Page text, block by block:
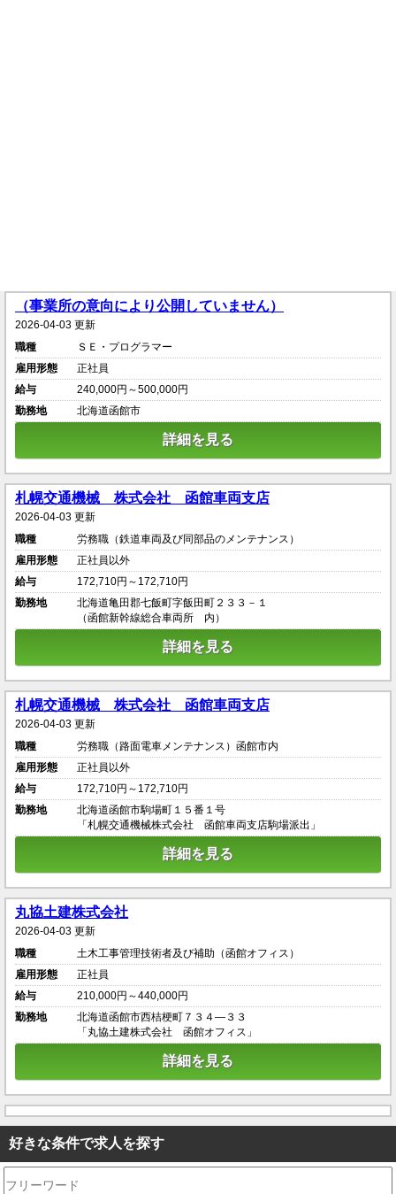
（事業所の意向により公開していません）
2026-04-03 更新
職種
ＳＥ・プログラマー
雇用形態
正社員
給与
240,000円～500,000円
勤務地
北海道函館市
詳細を見る
札幌交通機械 株式会社 函館車両支店
2026-04-03 更新
職種
労務職（鉄道車両及び同部品のメンテナンス）
雇用形態
正社員以外
給与
172,710円～172,710円
勤務地
北海道亀田郡七飯町字飯田町２３３－１
（函館新幹線総合車両所 内）
詳細を見る
札幌交通機械 株式会社 函館車両支店
2026-04-03 更新
職種
労務職（路面電車メンテナンス）函館市内
雇用形態
正社員以外
給与
172,710円～172,710円
勤務地
北海道函館市駒場町１５番１号
「札幌交通機械株式会社 函館車両支店駒場派出」
詳細を見る
丸協土建株式会社
2026-04-03 更新
職種
土木工事管理技術者及び補助（函館オフィス）
雇用形態
正社員
給与
210,000円～440,000円
勤務地
北海道函館市西桔梗町７３４―３３
「丸協土建株式会社 函館オフィス」
詳細を見る
好きな条件で求人を探す